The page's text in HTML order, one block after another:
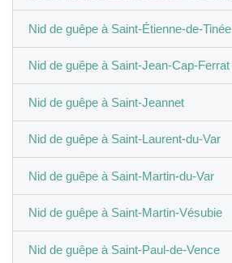
Nid de guêpe à Saint-Étienne-de-Tinée
Nid de guêpe à Saint-Jean-Cap-Ferrat
Nid de guêpe à Saint-Jeannet
Nid de guêpe à Saint-Laurent-du-Var
Nid de guêpe à Saint-Martin-du-Var
Nid de guêpe à Saint-Martin-Vésubie
Nid de guêpe à Saint-Paul-de-Vence